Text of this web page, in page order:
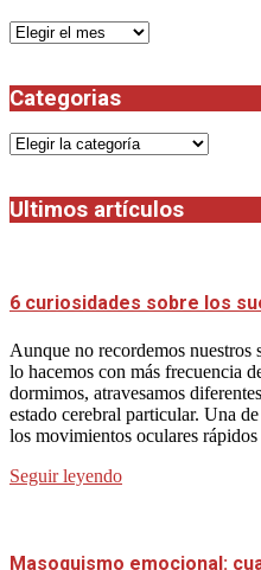
Archivos
Categorias
Categorias
Ultimos artículos
6 curiosidades sobre los
Aunque no recordemos nuestros
lo hacemos con más frecuencia
dormimos, atravesamos
estado cerebral particular. Una
los movimientos oculares
Seguir leyendo
Masoquismo emocional: